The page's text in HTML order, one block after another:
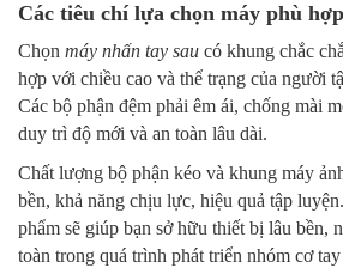
Các tiêu chí lựa chọn máy phù hợp
Chọn máy nhấn tay sau có khung chắc
hợp với chiều cao và thể trạng của người
Các bộ phận đệm phải êm ái, chống mài
duy trì độ mới và an toàn lâu dài.
Chất lượng bộ phận kéo và khung máy
bền, khả năng chịu lực, hiệu quả tập
phẩm sẽ giúp bạn sở hữu thiết bị lâu bền,
toàn trong quá trình phát triển nhóm cơ tay